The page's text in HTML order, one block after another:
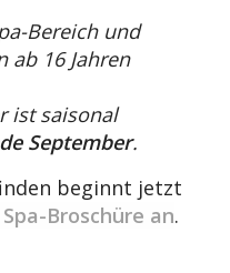
Bereich und
ab 16 Jahren
ist saisonal
September.
beginnt jetzt
Broschüre an.